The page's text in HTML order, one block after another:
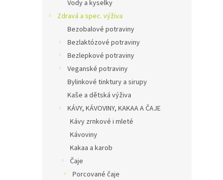
Vody a kyselky
Zdravá a spec. výživa
Bezobalové potraviny
Bezlaktózové potraviny
Bezlepkové potraviny
Veganské potraviny
Bylinkové tinktury a sirupy
Kaše a dětská výživa
KÁVY, KÁVOVINY, KAKAA A ČAJE
Kávy zrnkové i mleté
Kávoviny
Kakaa a karob
Čaje
Porcované čaje